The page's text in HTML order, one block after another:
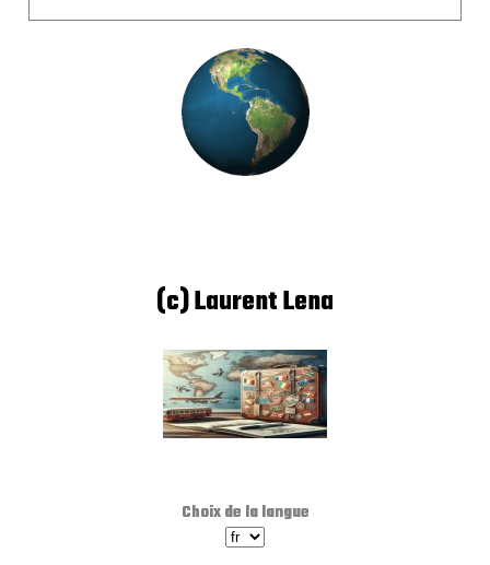
(c) Laurent Lena
Choix de la langue